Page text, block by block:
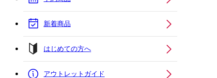
新着商品
はじめての方へ
アウトレットガイド